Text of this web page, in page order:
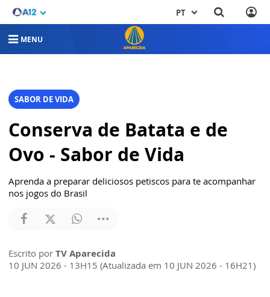
PT
MENU
SABOR DE VIDA
Conserva de Batata e de
Ovo - Sabor de Vida
Aprenda a preparar deliciosos petiscos para te acompanhar
nos jogos do Brasil
Escrito por TV Aparecida
10 JUN 2026 - 13H15 (Atualizada em 10 JUN 2026 - 16H21)